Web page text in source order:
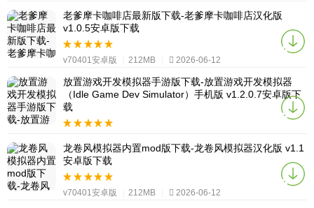
老爹摩卡咖啡店最新版下载-老爹摩卡咖啡店汉化版
v1.0.5安卓版下载
v70401安卓版 212MB 2026-06-12
放置游戏开发模拟器手游版下载-放置游戏开发模拟器
（Idle Game Dev Simulator）手机版 v1.2.0.7安卓版下
载
龙卷风模拟器内置mod版下载-龙卷风模拟器汉化版 v1.1
安卓版下载
v70401安卓版 212MB 2026-06-12